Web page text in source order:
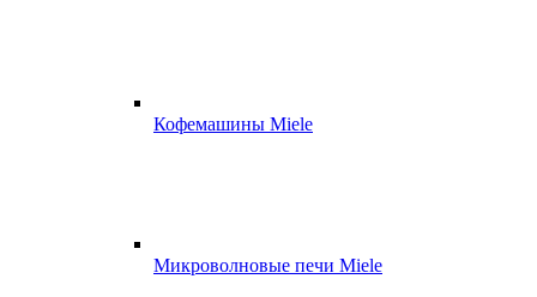
Кофемашины Miele
Микроволновые печи Miele